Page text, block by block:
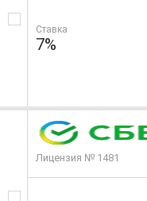
Ставка
7%
Лицензия № 1481